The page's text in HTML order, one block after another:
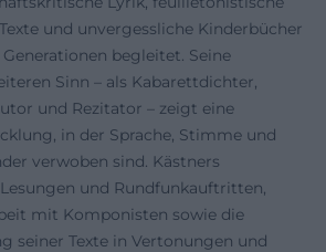
und unvergessliche Kinderbücher
begleitet. Seine
Sinn – als Kabarettdichter,
und Rezitator – zeigt eine
in der Sprache, Stimme und
verwoben sind. Kästners
und Rundfunkauftritten,
mit Komponisten sowie die
seiner Texte in Vertonungen und